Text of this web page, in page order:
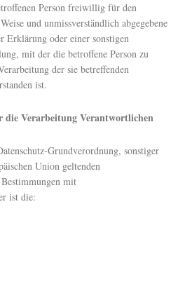
Person freiwillig für den
und unmissverständlich abgegebene
Erklärung oder einer sonstigen
mit der die betroffene Person zu
der sie betreffenden
ist.
die Verarbeitung Verantwortlichen
Grundverordnung, sonstiger
Union geltenden
Bestimmungen mit
ist die: